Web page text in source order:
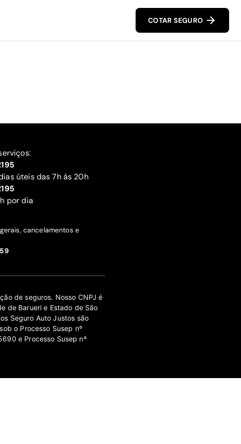
COTAR SEGURO
úteis das 7h às 20h
por dia
cancelamentos e
de seguros. Nosso CNPJ é
de Barueri e Estado de São
Seguro Auto Justos são
o Processo Susep nº
e Processo Susep nº